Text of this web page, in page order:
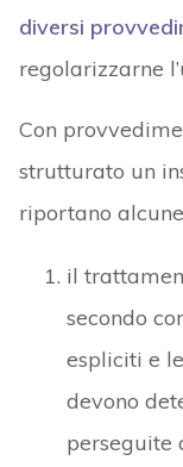
diversi
regolarizzarne
Con
strutturato un
riportano
il
secondo
espliciti e
devono
perseguite